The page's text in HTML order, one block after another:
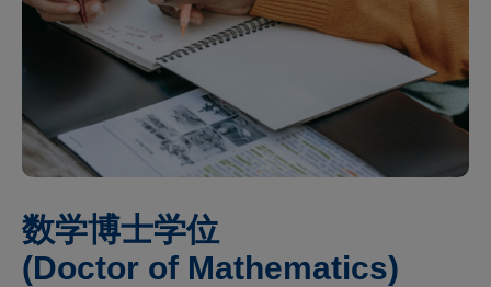
数学博士学位
(Doctor of Mathematics)